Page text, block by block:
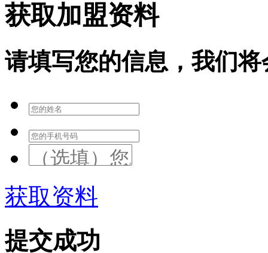
获取加盟资料
请填写您的信息，我们
获取资料
提交成功